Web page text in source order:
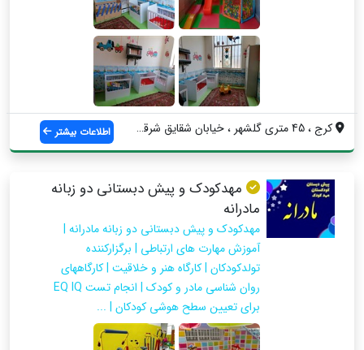
کرج ، 45 متری گلشهر ، خیابان شقایق شرقی ... اطلاعات بیشتر
مهدکودک و پیش دبستانی دو زبانه
مادرانه
مهدکودک و پیش دبستانی دو زبانه مادرانه |
آموزش مهارت های ارتباطی | برگزارکننده
تولدکودکان | کارگاه هنر و خلاقیت | کارگاههای
روان شناسی مادر و کودک | انجام تست EQ IQ
برای تعیین سطح هوشی کودکان | ...